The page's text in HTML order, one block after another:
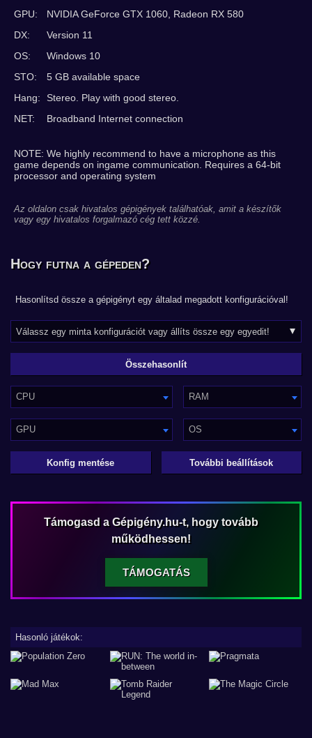
GPU:
NVIDIA GeForce GTX 1060, Radeon RX 580
DX:
Version 11
OS:
Windows 10
STO:
5 GB available space
Hang:
Stereo. Play with good stereo.
NET:
Broadband Internet connection
NOTE: We highly recommend to have a microphone as this
game depends on ingame communication. Requires a 64-bit
processor and operating system
Az oldalon csak hivatalos gépigények találhatóak, amit a készítők
vagy egy hivatalos forgalmazó cég tett közzé.
Hogy futna a gépeden?
Hasonlítsd össze a gépigényt egy általad megadott konfigurációval!
CPU RAM
GPU OS
Konfig mentése További beállítások
Támogasd a Gépigény.hu-t, hogy tovább
működhessen!
TÁMOGATÁS
Hasonló játékok: